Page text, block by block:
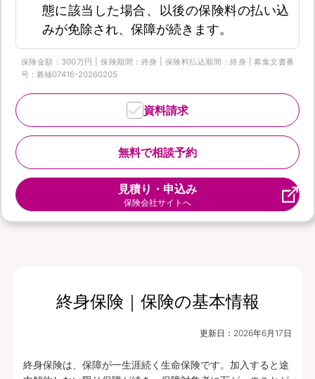
態に該当した場合、以後の保険料の払い込
みが免除され、保障が続きます。
保険金額：300万円 | 保険期間：終身 | 保険料払込期間：終身 | 募集文書番
号：募補07416-20260205
無料で相談予約
資料請求
見積り・申込み
保険会社サイトへ
終身保険｜保険の基本情報
更新日： 2026年6月17日
終身保険は、保障が一生涯続く生命保険です。加入すると途